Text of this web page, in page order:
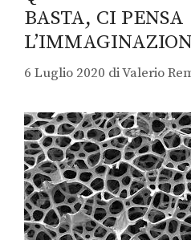
BASTA, CI PENSA
6 Luglio 2020 diValerio